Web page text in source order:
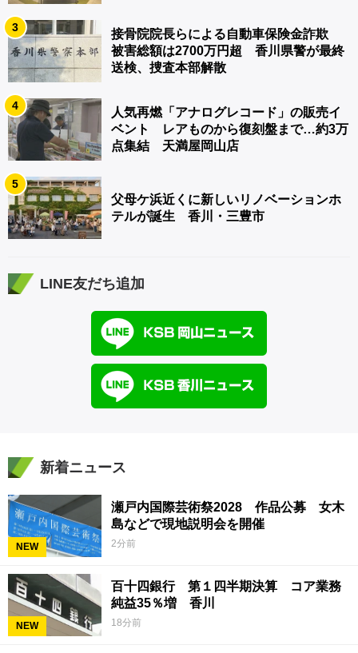
3
接骨院院長らによる自動車保険金詐欺
被害総額は2700万円超 香川県警が最終
送検、捜査本部解散
4
人気再燃「アナログレコード」の販売イ
ベント レアものから復刻盤まで…約3万
点集結 天満屋岡山店
5
父母ケ浜近くに新しいリノベーションホ
テルが誕生 香川・三豊市
LINE友だち追加
新着ニュース
NEW
瀬戸内国際芸術祭2028 作品公募 女木
島などで現地説明会を開催
2分前
NEW
百十四銀行 第１四半期決算 コア業務
純益35％増 香川
18分前